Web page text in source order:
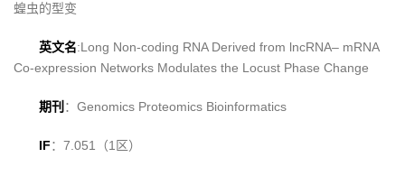
蝗虫的型变
英文名:Long Non-coding RNA Derived from lncRNA– mRNA
Co-expression Networks Modulates the Locust Phase Change
期刊 ：Genomics Proteomics Bioinformatics
IF：7.051（1区）